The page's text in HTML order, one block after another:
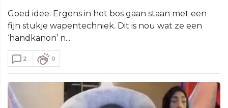
Goed idee. Ergens in het bos gaan staan met een
fijn stukje wapentechniek. Dit is nou wat ze een
‘handkanon’ n...
2 0